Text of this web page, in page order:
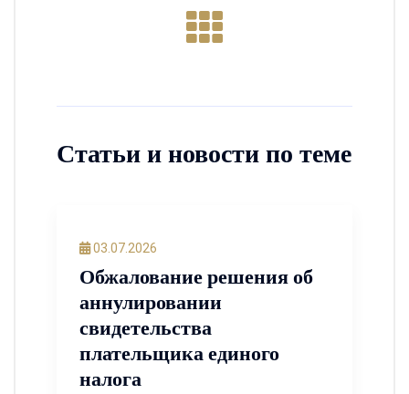
Статьи и новости по теме
03.07.2026
Обжалование решения об
аннулировании
свидетельства
плательщика единого
налога